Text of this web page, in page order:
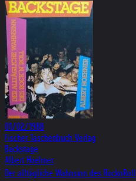
01/02/1988
Fischer Taschenbuch Verlag
Backstage
Albert Hoehner
Der alltägliche Wahnsinn des RocknRoll